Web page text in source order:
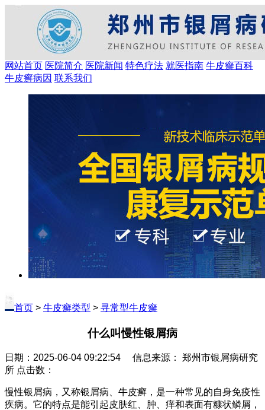
网站首页 医院简介 医院新闻 特色疗法 就医指南 牛皮癣百科
牛皮癣病因 联系我们
首页 > 牛皮癣类型 > 寻常型牛皮癣
什么叫慢性银屑病
日期：2025-06-04 09:22:54 信息来源： 郑州市银屑病研究
所 点击数：
慢性银屑病，又称银屑病、牛皮癣，是一种常见的自身免疫性
疾病。它的特点是能引起皮肤红、肿、痒和表面有糠状鳞屑，